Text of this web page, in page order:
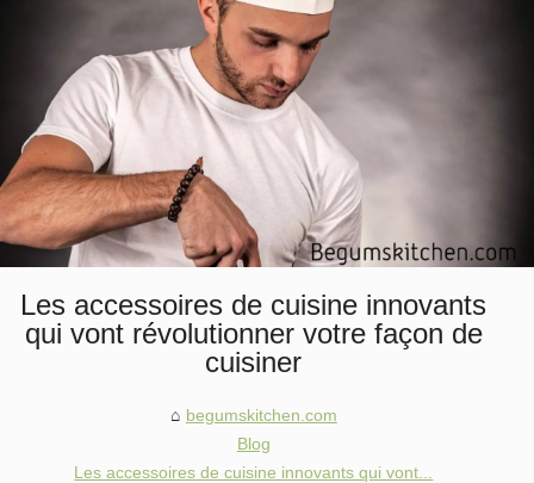
Les accessoires de cuisine innovants
qui vont révolutionner votre façon de
cuisiner
begumskitchen.com
Blog
Les accessoires de cuisine innovants qui vont...